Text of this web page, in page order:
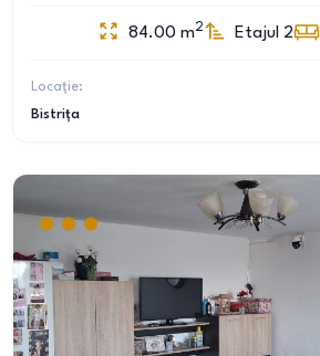
84.00 m2 Etajul 2
Locație:
Bistrița